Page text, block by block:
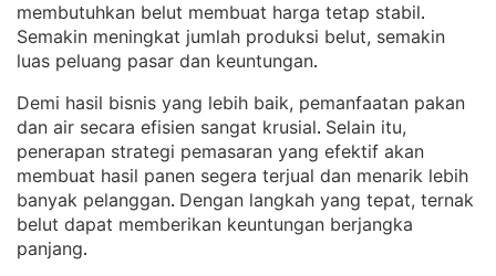
membutuhkan belut membuat harga tetap stabil
Semakin meningkat jumlah produksi belut, semakin
luas peluang pasar dan keuntungan.
Demi hasil bisnis yang lebih baik, pemanfaatan pakan
dan air secara efisien sangat krusial. Selain itu,
penerapan strategi pemasaran yang efektif akan
membuat hasil panen segera terjual dan menarik lebih
banyak pelanggan. Dengan langkah yang tepat, ternak
belut dapat memberikan keuntungan berjangka
panjang.